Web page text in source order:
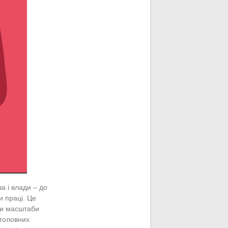
і влади – до
праці. Це
масштаби